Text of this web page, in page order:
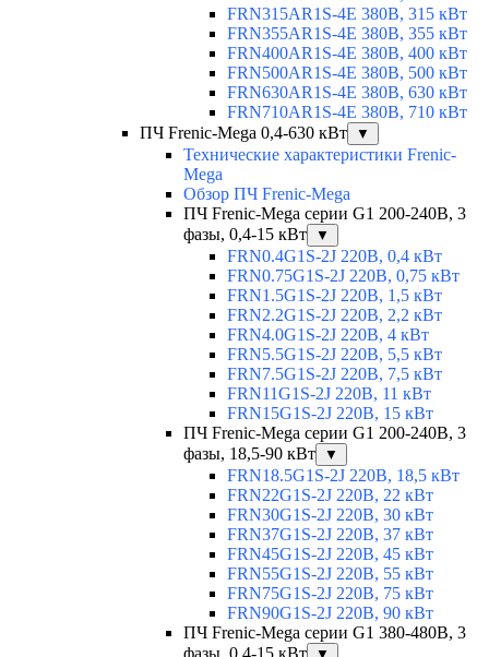
FRN315AR1S-4E 380В, 315 кВт
FRN355AR1S-4E 380В, 355 кВт
FRN400AR1S-4E 380В, 400 кВт
FRN500AR1S-4E 380В, 500 кВт
FRN630AR1S-4E 380В, 630 кВт
FRN710AR1S-4E 380В, 710 кВт
ПЧ Frenic-Mega 0,4-630 кВт
▼
Технические характеристики Frenic-
Mega
Обзор ПЧ Frenic-Mega
ПЧ Frenic-Mega серии G1 200-240В, 3
фазы, 0,4-15 кВт
▼
FRN0.4G1S-2J 220В, 0,4 кВт
FRN0.75G1S-2J 220В, 0,75 кВт
FRN1.5G1S-2J 220В, 1,5 кВт
FRN2.2G1S-2J 220В, 2,2 кВт
FRN4.0G1S-2J 220В, 4 кВт
FRN5.5G1S-2J 220В, 5,5 кВт
FRN7.5G1S-2J 220В, 7,5 кВт
FRN11G1S-2J 220В, 11 кВт
FRN15G1S-2J 220В, 15 кВт
ПЧ Frenic-Mega серии G1 200-240В, 3
фазы, 18,5-90 кВт
▼
FRN18.5G1S-2J 220В, 18,5 кВт
FRN22G1S-2J 220В, 22 кВт
FRN30G1S-2J 220В, 30 кВт
FRN37G1S-2J 220В, 37 кВт
FRN45G1S-2J 220В, 45 кВт
FRN55G1S-2J 220В, 55 кВт
FRN75G1S-2J 220В, 75 кВт
FRN90G1S-2J 220В, 90 кВт
ПЧ Frenic-Mega серии G1 380-480В, 3